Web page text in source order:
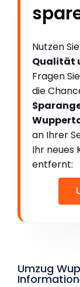
Nutzen
Qualität
Fragen
die
an Ihrer
Ihr neues
entfernt:
Umzug